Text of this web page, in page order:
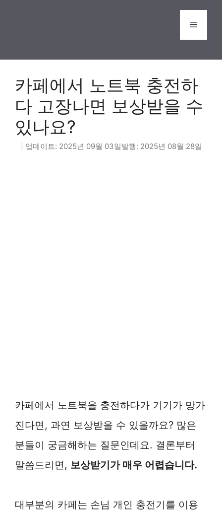
Menu
카페에서 노트북 충전하
다 고장나면 보상받을 수
있나요?
2025년 09월 03일 2025년 08월 28일
카페에서 노트북을 충전하다가 기기가 망가
진다면, 과연 보상받을 수 있을까요? 많은
분들이 궁금해하는 질문인데요. 결론부터
말씀드리면, 보상받기가 매우 어렵습니다.
대부분의 카페는 손님 개인 충전기를 이용